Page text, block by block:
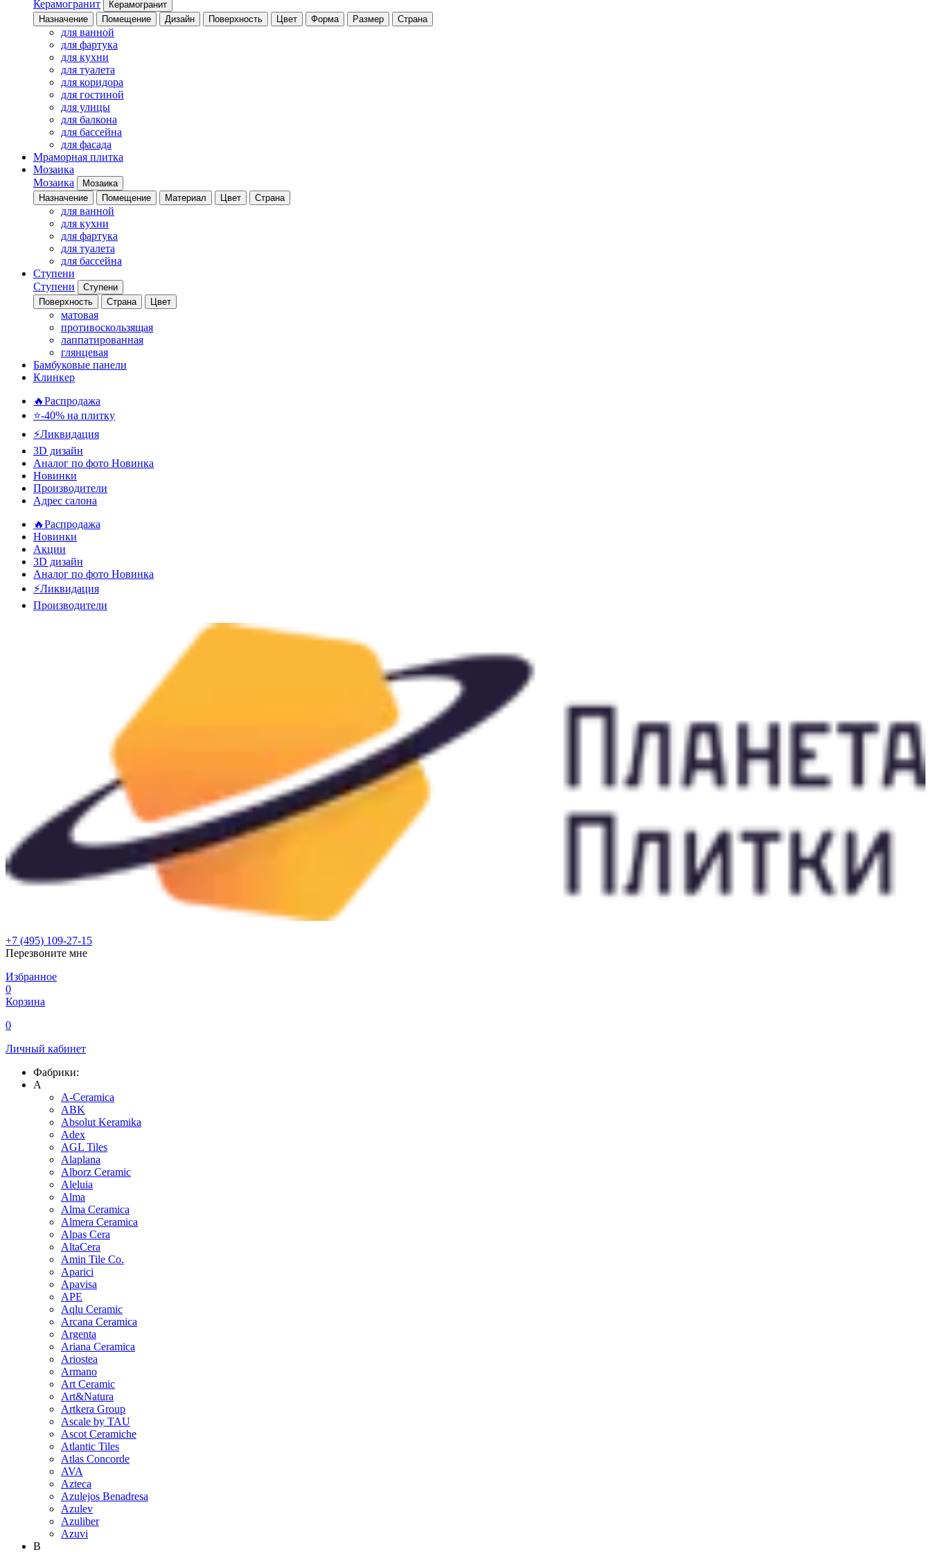
Керамогранит
Керамогранит
Назначение
Помещение Дизайн Поверхность Цвет Форма Размер Страна
для ванной
для фартука
для кухни
для туалета
для коридора
для гостиной
для улицы
для балкона
для бассейна
для фасада
Мраморная плитка
Мозаика
Мозаика
Мозаика
Назначение
Помещение Материал Цвет Страна
для ванной
для кухни
для фартука
для туалета
для бассейна
Ступени
Ступени
Ступени
Поверхность
Страна Цвет
матовая
противоскользящая
лаппатированная
глянцевая
Бамбуковые панели
Клинкер
🔥Распродажа
⭐-40% на плитку
⚡️Ликвидация
3D дизайн
Аналог по фото Новинка
Новинки
Производители
Адрес салона
🔥Распродажа
Новинки
Акции
3D дизайн
Аналог по фото Новинка
⚡Ликвидация
Производители
+7 (495) 109-27-15
Перезвоните мне
Избранное
0
Корзина
0
Личный кабинет
Фабрики:
A
A-Ceramica
ABK
Absolut Keramika
Adex
AGL Tiles
Alaplana
Alborz Ceramic
Aleluia
Alma
Alma Ceramica
Almera Ceramica
Alpas Cera
AltaCera
Amin Tile Co.
Aparici
Apavisa
APE
Aqlu Ceramic
Arcana Ceramica
Argenta
Ariana Ceramica
Ariostea
Armano
Art Ceramic
Art&Natura
Artkera Group
Ascale by TAU
Ascot Ceramiche
Atlantic Tiles
Atlas Concorde
AVA
Azteca
Azulejos Benadresa
Azulev
Azuliber
Azuvi
B